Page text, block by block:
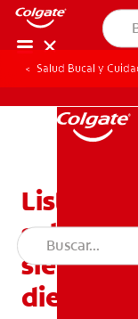
Salud Bucal y
Lista de
siete
dientes